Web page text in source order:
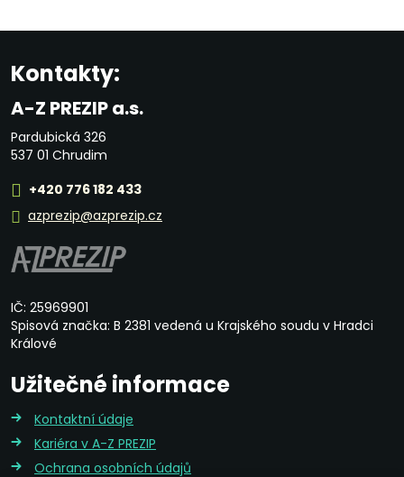
Kontakty:
A-Z PREZIP a.s.
Pardubická 326
537 01 Chrudim
+420 776 182 433
azprezip@azprezip.cz
IČ: 25969901
Spisová značka: B 2381 vedená u Krajského soudu v Hradci
Králové
Užitečné informace
Kontaktní údaje
Kariéra v A-Z PREZIP
Ochrana osobních údajů